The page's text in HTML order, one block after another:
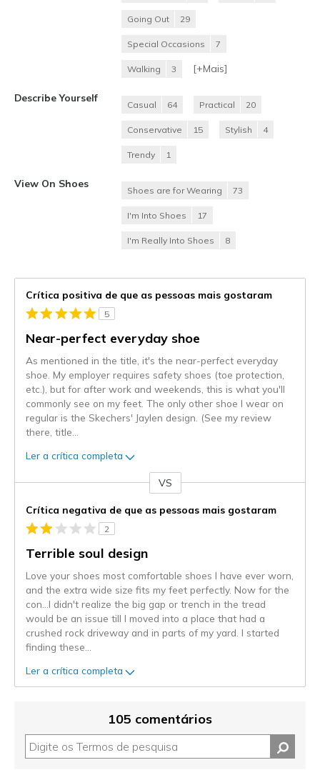
Going Out 29
Special Occasions 7
Walking 3 [+Mais]
Describe Yourself
Casual 64 Practical 20
Conservative 15 Stylish 4
Trendy 1
View On Shoes
Shoes are for Wearing 73
I'm Into Shoes 17
I'm Really Into Shoes 8
Crítica positiva de que as pessoas mais gostaram
5
Near-perfect everyday shoe
As mentioned in the title, it's the near-perfect everyday
shoe. My employer requires safety shoes (toe protection,
etc.), but for after work and weekends, this is what you'll
commonly see on my feet. The only other shoe I wear on
regular is the Skechers' Jaylen design. (See my review
there, title
Ler a crítica completa
VS
Crítica negativa de que as pessoas mais gostaram
2
Terrible soul design
Love your shoes most comfortable shoes I have ever worn,
and the extra wide size fits my feet perfectly. Now for the
con...I didn't realize the big gap or trench in the tread
would be an issue till I moved into a place that had a
crushed rock driveway and in parts of my yard. I started
finding these
Ler a crítica completa
105 comentários